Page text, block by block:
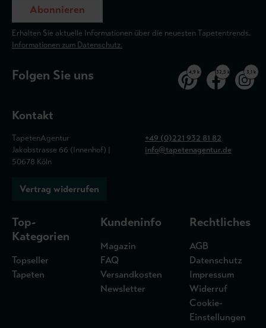
Abonnieren
Erhalten Sie aktuelle Informationen über die neuesten Tapetentrends.
Informationen zum Datenschutz.
Folgen Sie uns 4,9 k 32,5 k 3,1 k
Kontakt
TapetenAgentur
Jakobstrasse 66 (Innenhof) |
50678 Köln
+49 (0)221 932 81 82
info@tapetenagentur.de
Vertrag widerrufen
Top-
Kategorien
Topseller
Tapeten
Kundeninfo
Magazin
FAQ
Versandkosten
Newsletter
Rechtliches
AGB
Datenschutz
Impressum
Widerruf
Cookie-
Einstellungen